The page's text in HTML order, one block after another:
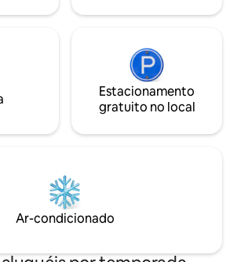
Estacionamento
gratuito no local
Ar-condicionado